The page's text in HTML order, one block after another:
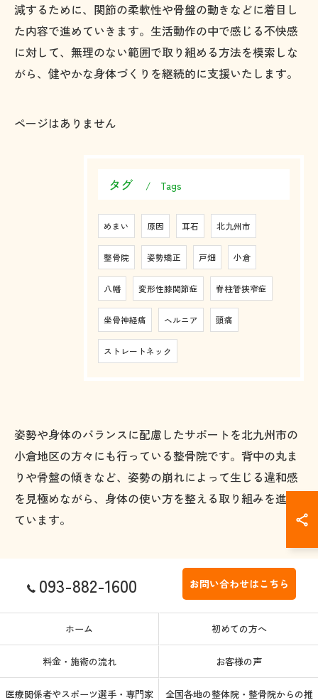
減するために、関節の柔軟性や骨盤の動きなどに着目し
た内容で進めていきます。生活動作の中で感じる不快感
に対して、無理のない範囲で取り組める方法を模索しな
がら、健やかな身体づくりを継続的に支援いたします。
ページはありません
タグ Tags
めまい 原因 耳石 北九州市
整骨院 姿勢矯正 戸畑 小倉
八幡 変形性膝関節症 脊柱管狭窄症
坐骨神経痛 ヘルニア 頭痛
ストレートネック
姿勢や身体のバランスに配慮したサポートを北九州市の
小倉地区の方々にも行っている整骨院です。背中の丸ま
りや骨盤の傾きなど、姿勢の崩れによって生じる違和感
を見極めながら、身体の使い方を整える取り組みを進め
ています。
093-882-1600 お問い合わせはこちら
ホーム 初めての方へ
料金・施術の流れ お客様の声
医療関係者やスポーツ選手・専門家
全国各地の整体院・整骨院からの推